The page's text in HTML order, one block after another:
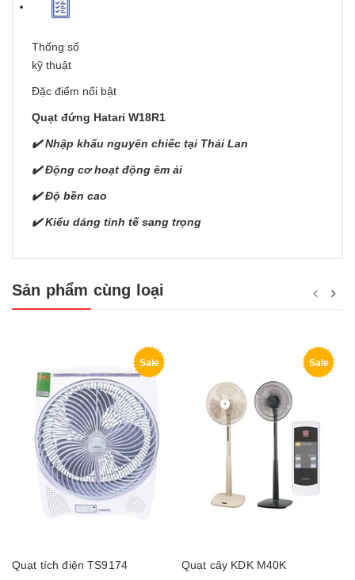
Thống số
kỹ thuật
Đặc điểm nổi bật
Quạt đứng Hatari W18R1
✔️ Nhập khẩu nguyên chiếc tại Thái Lan
✔️ Động cơ hoạt động êm ái
✔️ Độ bền cao
✔️ Kiểu dáng tinh tế sang trọng
Sản phẩm cùng loại
Sale
Quạt tích điện TS9174
Sale
Quạt cây KDK M40K